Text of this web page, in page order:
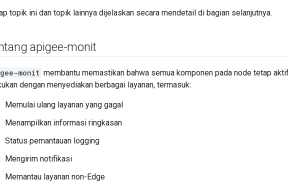
topik ini dan topik lainnya dijelaskan secara mendetail di bagian selanjutnya.
apigee-monit
monit membantu memastikan bahwa semua komponen pada node tetap
dengan menyediakan berbagai layanan, termasuk:
Memulai ulang layanan yang gagal
Menampilkan informasi ringkasan
Status pemantauan logging
Mengirim notifikasi
Memantau layanan non-Edge